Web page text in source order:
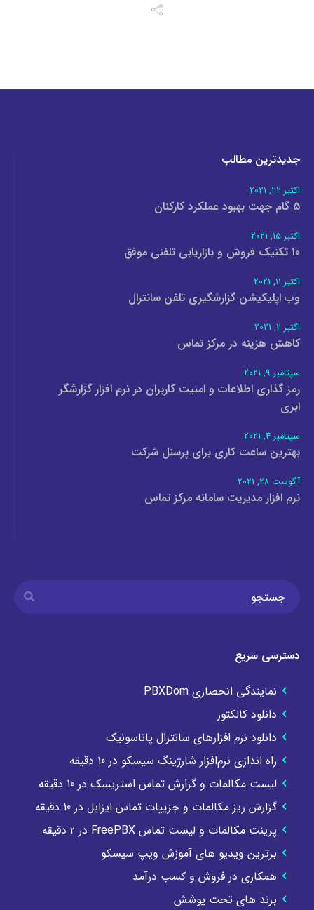
جدیدترین مطالب
اکتبر 22, 2021
5 گام جهت بهبود عملکرد کارکنان
اکتبر 15, 2021
10 تکنیک فروش و بازاریابی تلفنی موفق
اکتبر 11, 2021
وب اپلیکیشن گزارشگیری تلفن سانترال
اکتبر 2, 2021
کاهش هزینه در مرکز تماس
سپتامبر 9, 2021
رمز گذاری اطلاعات و امنیت کاربران در نرم افزار گزارشگر
ابری
سپتامبر 4, 2021
بهترین ساعت کاری برای پرسنل شرکت
آگوست 28, 2021
نرم افزار مدیریت سامانه مرکز تماس
دسترسی سریع
نمایندگی انحصاری PBXDom
دانلود کالکتور
دانلود نرم افزارهای سانترال پاناسونیک
راه اندازی نرم‌افزار شارژینگ سیسکو در ۱0 دقیقه
لیست مکالمات و گزارش تماس استریسک در 10 دقیقه
گزارش ریز مکالمات و جزییات تماس ایزابل در 10 دقیقه
پرینت مکالمات و لیست تماس FreePBX در 2 دقیقه
برترین ویدیو های آموزش ویپ سیسکو
همکاری در فروش و کسب درآمد
برند های تحت پوشش